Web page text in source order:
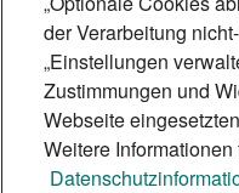
funktioniert und
sorgt.
5 Min.
der Verarbeitung
„Einstellungen
Zustimmungen und
Webseite
Weitere